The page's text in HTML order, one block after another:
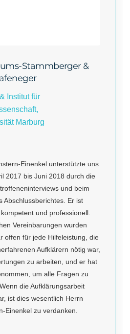
Stammberger &
Institut für
Marburg
Einenkel unterstützte uns
2017 bis Juni 2018 durch die
und beim
Abschlussberichtes. Er ist
und professionell.
Vereinbarungen wurden
offen für jede Hilfeleistung, die
Aufklärern nötig war,
zu arbeiten, und er hat
um alle Fragen zu
die Aufklärungsarbeit
ist dies wesentlich Herrn
Einenkel zu verdanken.